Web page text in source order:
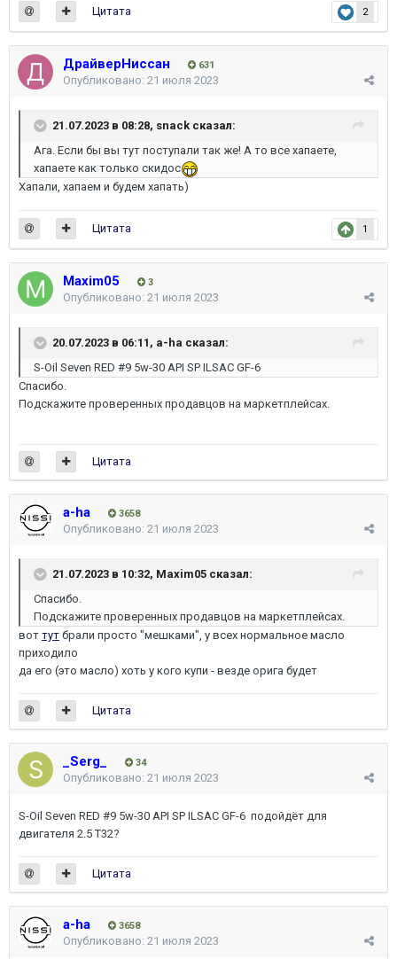
2
Цитата
ДрайверНиссан 631
Опубликовано: 21 июля 2023
21.07.2023 в 08:28, snack сказал:
Ага. Если бы вы тут поступали так же! А то все хапаете,
хапаете как только скидос
Хапали, хапаем и будем хапать)
1
Цитата
Maxim05 3
Опубликовано: 21 июля 2023
20.07.2023 в 06:11, a-ha сказал:
S-Oil Seven RED #9 5w-30 API SP ILSAC GF-6
Спасибо.
Подскажите проверенных продавцов на маркетплейсах.
Цитата
a-ha 3658
Опубликовано: 21 июля 2023
21.07.2023 в 10:32, Maxim05 сказал:
Спасибо.
Подскажите проверенных продавцов на маркетплейсах.
вот тут брали просто "мешками", у всех нормальное масло
приходило
да его (это масло) хоть у кого купи - везде орига будет
Цитата
_Serg_ 34
Опубликовано: 21 июля 2023
S-Oil Seven RED #9 5w-30 API SP ILSAC GF-6 подойдёт для
двигателя 2.5 Т32?
Цитата
a-ha 3658
Опубликовано: 21 июля 2023